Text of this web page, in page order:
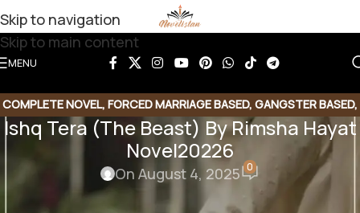
Skip to navigation
Skip to main content
MENU
COMPLETE NOVEL, FORCED MARRIAGE BASED, GANGSTER BASED,
ROMANTIC URDU NOVEL, RUDE HERO BASED
Ishq Tera (The Beast) By Rimsha Hayat
Novel20226
On August 4, 2025 0